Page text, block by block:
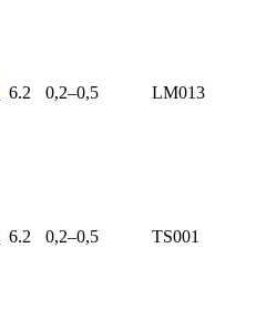
6.2 0,2–0,5 LM013
6.2 0,2–0,5 TS001